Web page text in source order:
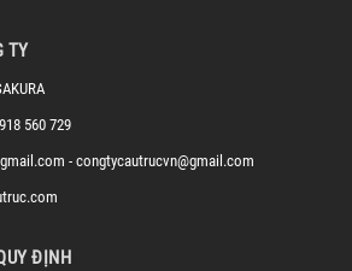
TY
560 729
- congtycautrucvn@gmail.com
ĐỊNH